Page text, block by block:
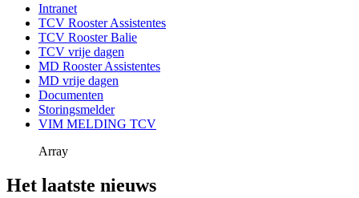
Intranet
TCV Rooster Assistentes
TCV Rooster Balie
TCV vrije dagen
MD Rooster Assistentes
MD vrije dagen
Documenten
Storingsmelder
VIM MELDING TCV
Array
Het laatste nieuws